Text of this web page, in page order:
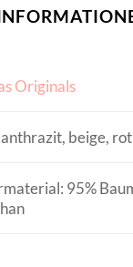
Originals
beige, rot
95%